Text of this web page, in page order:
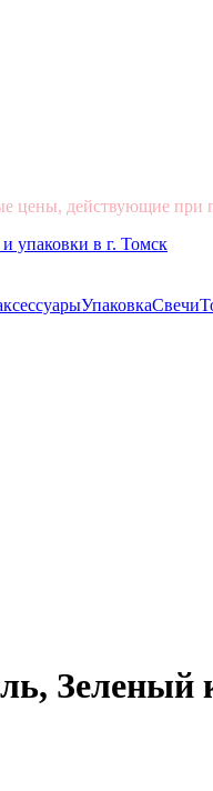
цены, действующие при
УпаковкаСвечи
Зеленый